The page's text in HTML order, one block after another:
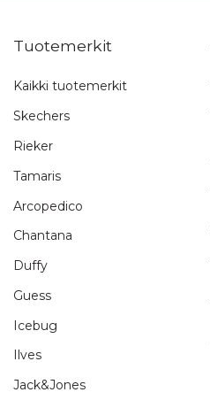
Tuotemerkit
Kaikki tuotemerkit
Skechers
Rieker
Tamaris
Arcopedico
Chantana
Duffy
Guess
Icebug
Ilves
Jack&Jones